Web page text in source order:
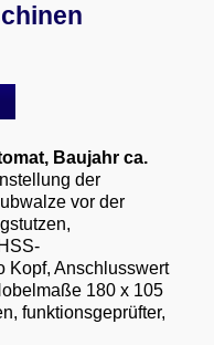
, Baujahr ca.
der
vor der
Kopf, Anschlusswert
180 x 105
funktionsgeprüfter,